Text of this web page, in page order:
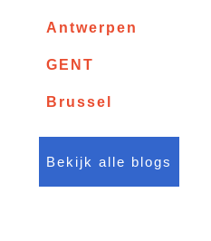
Antwerpen
GENT
Brussel
Bekijk alle blogs